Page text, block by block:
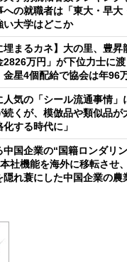
への就職者は「東大・早
い大学はどこか
埋まるカネ】大の里、豊
2826万円」が下位力士に
星4個配給で協会は年96
人気の「シール流通事情
続くが、模倣品や類似品
する時代に」
中国企業の“国籍ロンダリ
社機能を海外に移転させ
隠れ蓑にした中国企業の